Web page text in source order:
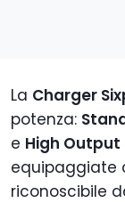
La Charger
potenza:
e High Output
equipaggiate
riconoscibile